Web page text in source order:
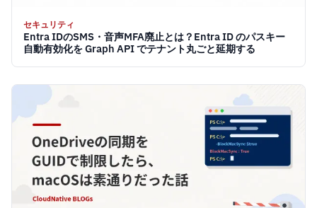
セキュリティ
Entra IDのSMS・音声MFA廃止とは？Entra ID のパスキー
自動有効化を Graph API でテナント丸ごと延期する